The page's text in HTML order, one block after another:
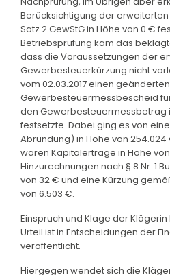
Berücksichtigung der erweiterten
Satz 2 GewStG in Höhe von 0 €
Betriebsprüfung kam das
dass die Voraussetzungen der
Gewerbesteuerkürzung nicht
vom 02.03.2017 einen geänderten
Gewerbesteuermessbescheid
den Gewerbesteuermessbetrag
festsetzte. Dabei ging es von
Abrundung) in Höhe von
waren Kapitalerträge in Höhe
Hinzurechnungen nach § 8 Nr. 1
von 32 € und eine Kürzung gemäß
von 6.503 €.
Einspruch und Klage der
Urteil ist in Entscheidungen der
veröffentlicht.
Hiergegen wendet sich die